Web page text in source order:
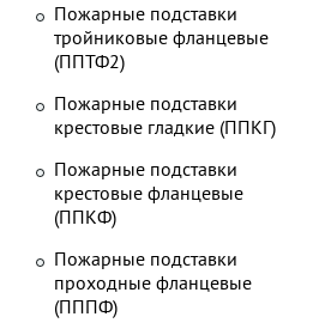
Пожарные подставки
тройниковые фланцевые
(ППТФ2)
Пожарные подставки
крестовые гладкие (ППКГ)
Пожарные подставки
крестовые фланцевые
(ППКФ)
Пожарные подставки
проходные фланцевые
(ПППФ)